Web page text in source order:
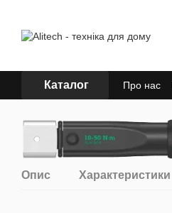
Каталог Про нас
Опис Характеристики